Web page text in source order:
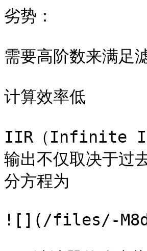
劣势：
需要高阶数来满足
计算效率低
IIR（Infinite
输出不仅取决于过
分方程为
![](/files/-